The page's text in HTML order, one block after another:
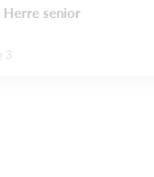
senior
3